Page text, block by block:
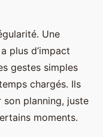
Une
plus d’impact
gestes simples
chargés. Ils
son planning, juste
moments.